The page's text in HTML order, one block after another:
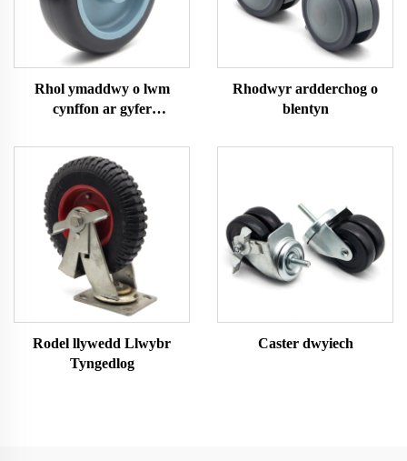
Rhol ymaddwy o lwm
cynffon ar gyfer
Rhodwyr ardderchog o
blentyn
Rodel llywedd Llwybr
Tyngedlog
Caster dwyiech